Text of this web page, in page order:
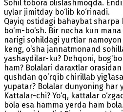
Sohil tobora olislashmoqda.
uylar jimitday bo‘lib ko‘rinadi.
Qayiq ostidagi bahaybat sharpa
bo‘m-bo‘sh. Bir necha kun
narigi sohildagi yurtlar namoyon
keng, o‘sha jannatmonand
yashaydilar-ku? Dehqoni,
ham? Bolalari daraxtlar
qushdan qo‘rqib chirillab
yupatar? Bolalar dunyoning har
Kattalar-chi? Yo‘q, kattalar
bola esa hamma yerda ham